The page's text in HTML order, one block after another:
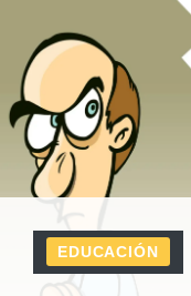
EDUCACIÓN